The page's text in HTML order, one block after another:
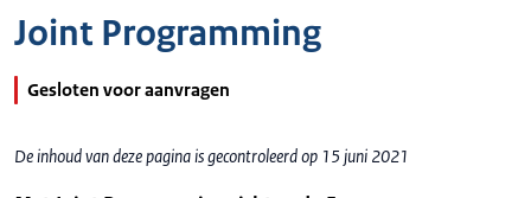
Joint Programming
Gesloten voor aanvragen
De inhoud van deze pagina is gecontroleerd op 15 juni 2021